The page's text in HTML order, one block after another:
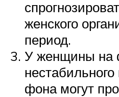
женского
период.
У женщины на
фона могут